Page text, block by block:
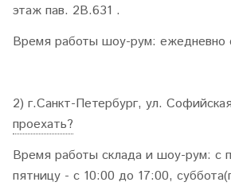
этаж пав. 2В.631 .
Время работы шоу-рум: ежедневно
2) г.Санкт-Петербург, ул.
проехать?
Время работы склада и шоу-рум: с
пятницу - с 10:00 до 17:00,